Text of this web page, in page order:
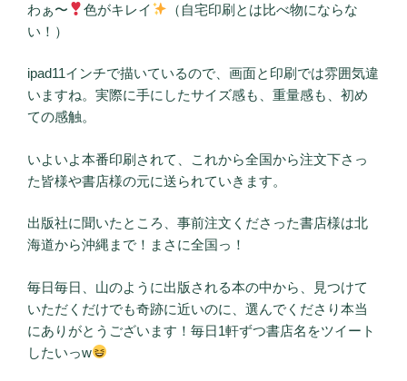
わぁ〜 色がキレイ
（自宅印刷とは比べ物にならな
い！）
ipad11インチで描いているので、画面と印刷では雰囲気違
いますね。実際に手にしたサイズ感も、重量感も、初め
ての感触。
いよいよ本番印刷されて、これから全国から注文下さっ
た皆様や書店様の元に送られていきます。
出版社に聞いたところ、事前注文くださった書店様は北
海道から沖縄まで！まさに全国っ！
毎日毎日、山のように出版される本の中から、見つけて
いただくだけでも奇跡に近いのに、選んでくださり本当
にありがとうございます！毎日1軒ずつ書店名をツイート
したいっw